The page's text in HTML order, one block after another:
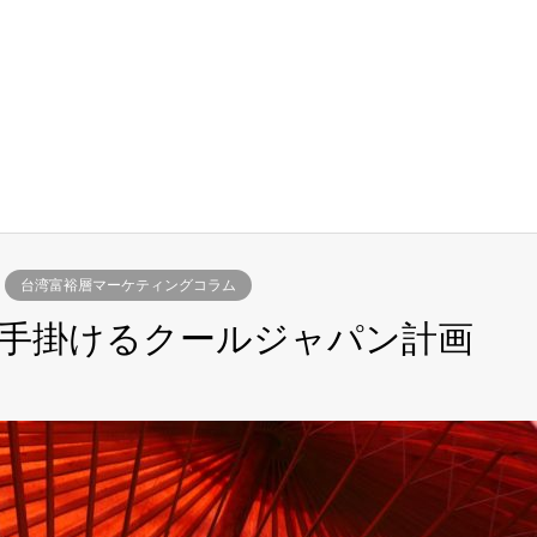
台湾富裕層マーケティングコラム
掛けるクールジャパン計画